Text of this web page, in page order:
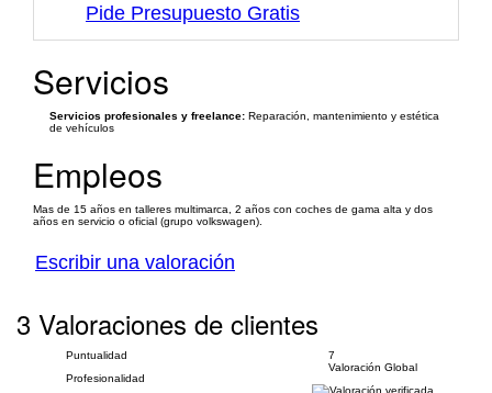
Pide Presupuesto Gratis
Servicios
Servicios profesionales y freelance: Reparación, mantenimiento y estética
de vehículos
Empleos
Mas de 15 años en talleres multimarca, 2 años con coches de gama alta y dos
años en servicio o oficial (grupo volkswagen).
Escribir una valoración
3 Valoraciones de clientes
Puntualidad
Profesionalidad
7
Valoración Global